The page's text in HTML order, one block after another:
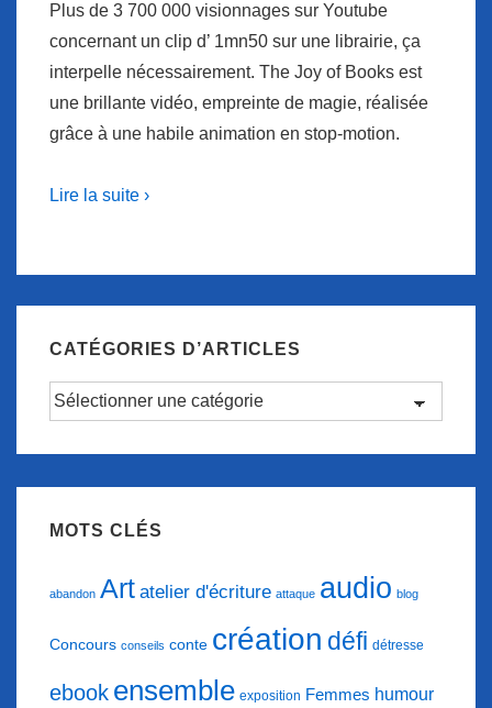
Plus de 3 700 000 visionnages sur Youtube
concernant un clip d’ 1mn50 sur une librairie, ça
interpelle nécessairement. The Joy of Books est
une brillante vidéo, empreinte de magie, réalisée
grâce à une habile animation en stop-motion.
Lire la suite ›
CATÉGORIES D’ARTICLES
Catégories
MOTS CLÉS
abandon Art atelier d'écriture attaque audio blog
Concours conseils conte création défi détresse
ebook ensemble exposition Femmes humour